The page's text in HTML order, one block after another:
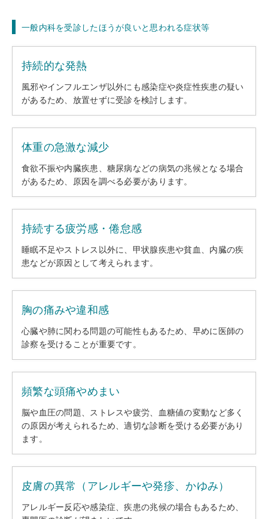
一般内科を受診したほうが良いと思われる症状等
持続的な発熱
風邪やインフルエンザ以外にも感染症や炎症性疾患の疑い
があるため、放置せずに受診を検討します。
体重の急激な減少
食欲不振や内臓疾患、糖尿病などの病気の兆候となる場合
があるため、原因を調べる必要があります。
持続する疲労感・倦怠感
睡眠不足やストレス以外に、甲状腺疾患や貧血、内臓の疾
患などが原因として考えられます。
胸の痛みや違和感
心臓や肺に関わる問題の可能性もあるため、早めに医師の
診察を受けることが重要です。
頻繁な頭痛やめまい
脳や血圧の問題、ストレスや疲労、血糖値の変動など多く
の原因が考えられるため、適切な診断を受ける必要があり
ます。
皮膚の異常（アレルギーや発疹、かゆみ）
アレルギー反応や感染症、疾患の兆候の場合もあるため、